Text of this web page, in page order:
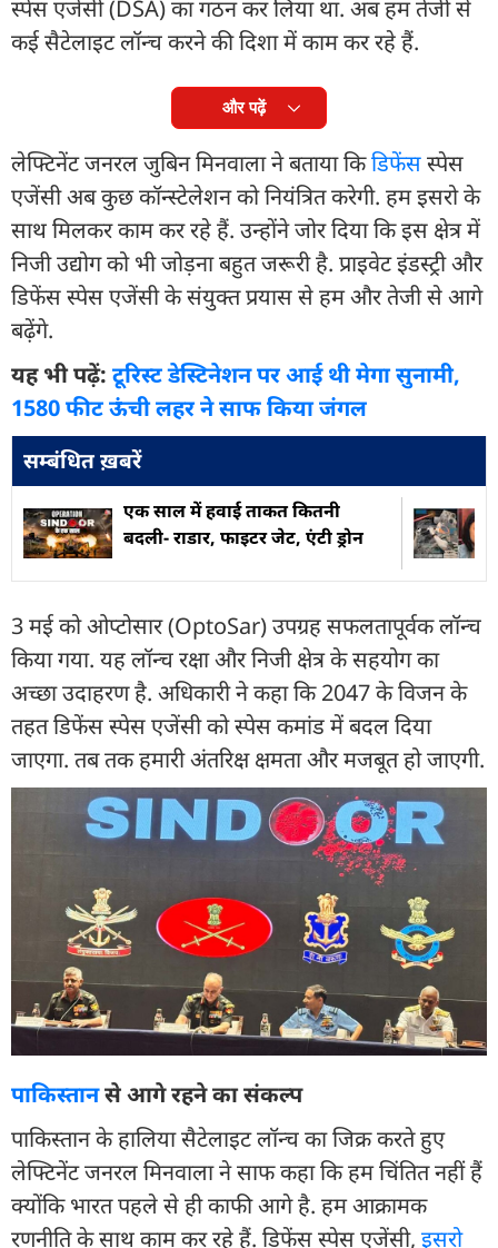
स्पेस एजेंसी (DSA) का गठन कर लिया था. अब हम तेजी से
कई सैटेलाइट लॉन्च करने की दिशा में काम कर रहे हैं.
और पढ़ें
लेफ्टिनेंट जनरल जुबिन मिनवाला ने बताया किडिफेंसस्पेस
एजेंसी अब कुछ कॉन्स्टेलेशन को नियंत्रित करेगी. हम इसरो के
साथ मिलकर काम कर रहे हैं. उन्होंने जोर दिया कि इस क्षेत्र में
निजी उद्योग को भी जोड़ना बहुत जरूरी है. प्राइवेट इंडस्ट्री और
डिफेंस स्पेस एजेंसी के संयुक्त प्रयास से हम और तेजी से आगे
बढ़ेंगे.
यह भी पढ़ें: टूरिस्ट डेस्टिनेशन पर आई थी मेगा सुनामी,
1580 फीट ऊंची लहर ने साफ किया जंगल
सम्बंधित ख़बरें
एक साल में हवाई ताकत कितनी
बदली- राडार, फाइटर जेट, एंटी ड्रोन
3 मई को ओप्टोसार (OptoSar) उपग्रह सफलतापूर्वक लॉन्च
किया गया. यह लॉन्च रक्षा और निजी क्षेत्र के सहयोग का
अच्छा उदाहरण है. अधिकारी ने कहा कि 2047 के विजन के
तहत डिफेंस स्पेस एजेंसी को स्पेस कमांड में बदल दिया
जाएगा. तब तक हमारी अंतरिक्ष क्षमता और मजबूत हो जाएगी.
पाकिस्तानसे आगे रहने का संकल्प
पाकिस्तान के हालिया सैटेलाइट लॉन्च का जिक्र करते हुए
लेफ्टिनेंट जनरल मिनवाला ने साफ कहा कि हम चिंतित नहीं हैं
क्योंकि भारत पहले से ही काफी आगे है. हम आक्रामक
रणनीति के साथ काम कर रहे हैं. डिफेंस स्पेस एजेंसी, इसरो